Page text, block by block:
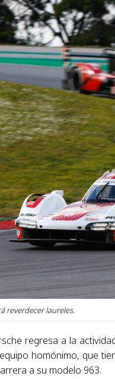
reverdecer laureles.
regresa a la
homónimo, que
a su modelo 963.